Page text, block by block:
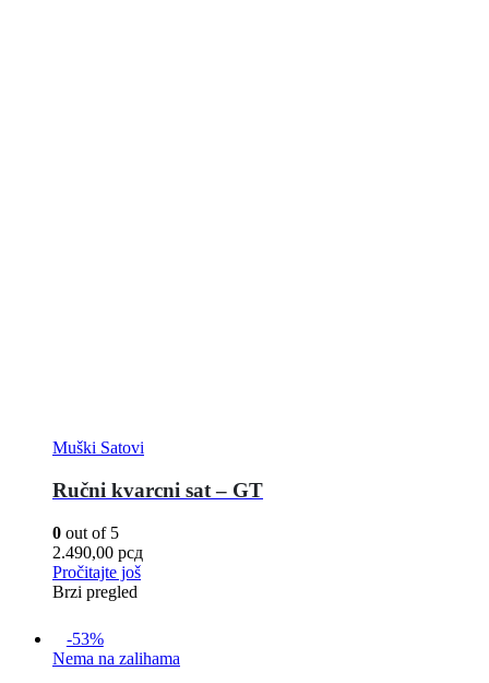
Muški Satovi
Ručni kvarcni sat – GT
0 out of 5
2.490,00 рсд
Pročitajte još
Brzi pregled
-53%
Nema na zalihama